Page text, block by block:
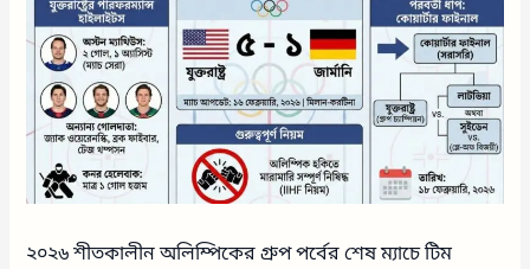
২০২৬ শীতকালীন অলিম্পিকের গ্রুপ পর্বের শেষ ম্যাচে টিম